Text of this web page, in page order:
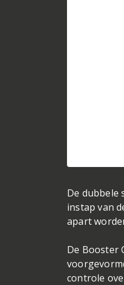
De dubbele
instap van
apart
De Booster
controle